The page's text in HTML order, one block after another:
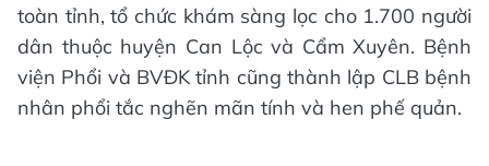
toàn tỉnh, tổ chức khám sàng lọc cho 1.700 người
dân thuộc huyện Can Lộc và Cẩm Xuyên. Bệnh
viện Phổi và BVĐK tỉnh cũng thành lập CLB bệnh
nhân phổi tắc nghẽn mãn tính và hen phế quản.